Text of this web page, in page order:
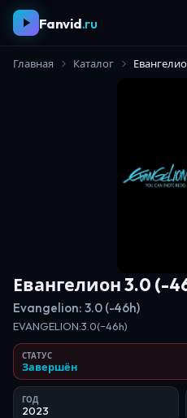
Fanvid.ru
Главная Каталог
Евангелион 3.0 (-
Evangelion: 3.0 (-46h)
EVANGELION:3.0(−46h)
СТАТУС
Завершён
ГОД
2023